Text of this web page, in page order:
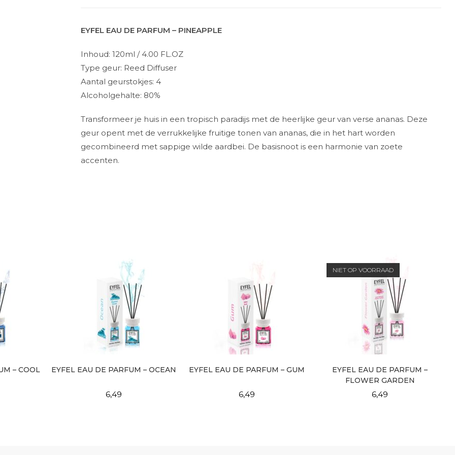
EYFEL EAU DE PARFUM – PINEAPPLE
Inhoud: 120ml / 4.00 FL.OZ
Type geur: Reed Diffuser
Aantal geurstokjes: 4
Alcoholgehalte: 80%
Transformeer je huis in een tropisch paradijs met de heerlijke geur van verse ananas. Deze
geur opent met de verrukkelijke fruitige tonen van ananas, die in het hart worden
gecombineerd met sappige wilde aardbei. De basisnoot is een harmonie van zoete
accenten.
– COOL EYFEL EAU DE PARFUM – OCEAN
6,49
EYFEL EAU DE PARFUM – GUM
6,49
NIET OP VOORRAAD
EYFEL EAU DE PARFUM –
FLOWER GARDEN
6,49